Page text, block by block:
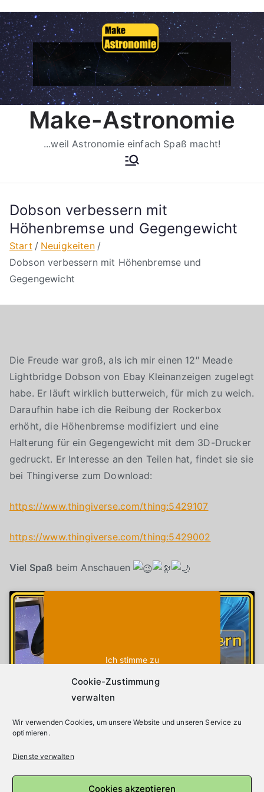
Cookie-Zustimmung
verwalten
Wir verwenden Cookies, um unsere Website und unseren Service zu
optimieren.
Dienste verwalten
Cookies akzeptieren
Inhalt
springen
Make-Astronomie
...weil Astronomie einfach Spaß macht!
Dobson verbessern mit
Höhenbremse und Gegengewicht
Start
Neuigkeiten
Dobson verbessern mit Höhenbremse und
Gegengewicht
Die Freude war groß, als ich mir einen 12″ Meade
Lightbridge Dobson von Ebay Kleinanzeigen zugelegt
habe. Er läuft wirklich butterweich, für mich zu weich.
Daraufhin habe ich die Reibung der Rockerbox
erhöht, die Höhenbremse modifiziert und eine
Halterung für ein Gegengewicht mit dem 3D-Drucker
gedruckt. Er Interesse an den Teilen hat, findet sie sie
bei Thingiverse zum Download:
https://www.thingiverse.com/thing:5429107
https://www.thingiverse.com/thing:5429002
Viel Spaß beim Anschauen
Ich stimme zu
Beitragsnavigation
Sternenhimmel im Juli 2022